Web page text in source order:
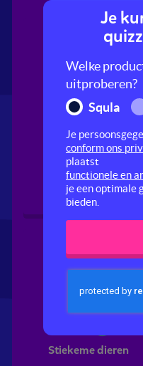
Op safari
Stiekeme dieren
Je
Welke
uitproberen?
Squla
Je
conform ons
plaatst
functionele en
je een optimale
bieden.